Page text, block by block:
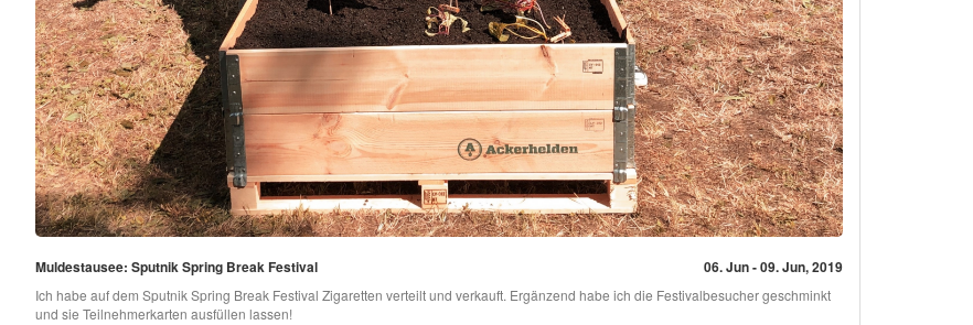
Muldestausee: Sputnik Spring Break Festival 06. Jun - 09. Jun, 2019
Ich habe auf dem Sputnik Spring Break Festival Zigaretten verteilt und verkauft. Ergänzend habe ich die Festivalbesucher geschminkt
und sie Teilnehmerkarten ausfüllen lassen!